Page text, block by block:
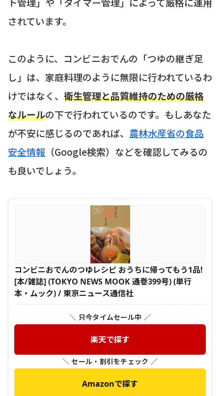
されています。
このように、コンビニおでんの「つゆの継ぎ足
し」は、家庭料理のように無限に行われているわ
けではなく、 衛生管理と品質維持のための厳格
なルールの下で行われているのです。もしあなた
が不安に感じるのであれば、 農林水産省の食品
安全情報 （Google検索）などを確認してみるの
も良いでしょう。
コンビニおでんのつゆレシピ おうちに帰ってもう1品!
[本/雑誌] (TOKYO NEWS MOOK 通巻399号) (単行
本・ムック) / 東京ニュース通信社
＼ 只今タイムセール中 ／
楽天で探す
＼ セール・割引をチェック ／
Amazonで探す